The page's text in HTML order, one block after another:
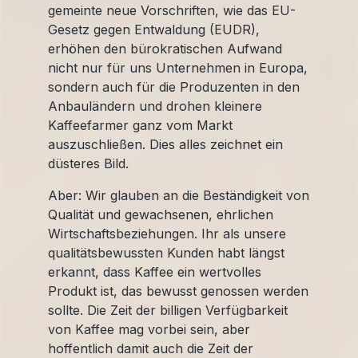
gemeinte neue Vorschriften, wie das EU-
Gesetz gegen Entwaldung (EUDR),
erhöhen den bürokratischen Aufwand
nicht nur für uns Unternehmen in Europa,
sondern auch für die Produzenten in den
Anbauländern und drohen kleinere
Kaffeefarmer ganz vom Markt
auszuschließen. Dies alles zeichnet ein
düsteres Bild.
Aber: Wir glauben an die Beständigkeit von
Qualität und gewachsenen, ehrlichen
Wirtschaftsbeziehungen. Ihr als unsere
qualitätsbewussten Kunden habt längst
erkannt, dass Kaffee ein wertvolles
Produkt ist, das bewusst genossen werden
sollte. Die Zeit der billigen Verfügbarkeit
von Kaffee mag vorbei sein, aber
hoffentlich damit auch die Zeit der